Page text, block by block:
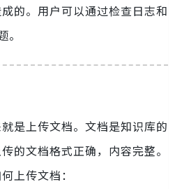
的。用户可以通过检查日志和
是上传文档。文档是知识库的
的文档格式正确，内容完整。
上传文档：